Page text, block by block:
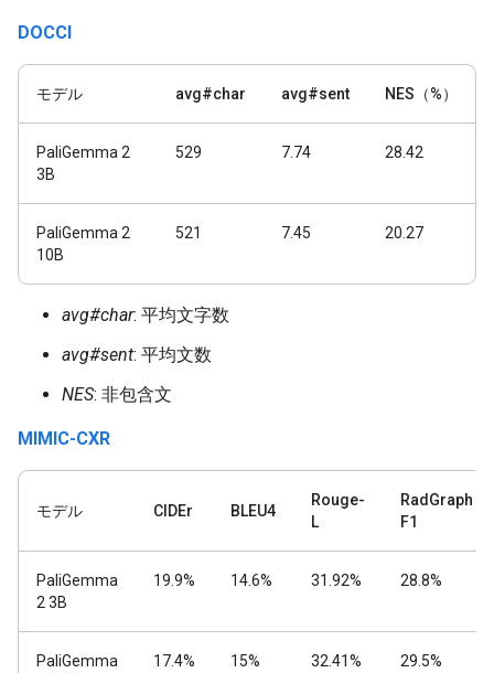
DOCCI
モデル avg#char avg#sent NES（%）
PaliGemma 2
3B
529 7.74 28.42
PaliGemma 2
10B
521 7.45 20.27
avg#char: 平均文字数
avg#sent: 平均文数
NES: 非包含文
MIMIC-CXR
モデル CIDEr BLEU4
Rouge-
L
RadGraph
F1
PaliGemma
2 3B
19.9% 14.6% 31.92% 28.8%
PaliGemma
17.4% 15% 32.41% 29.5%